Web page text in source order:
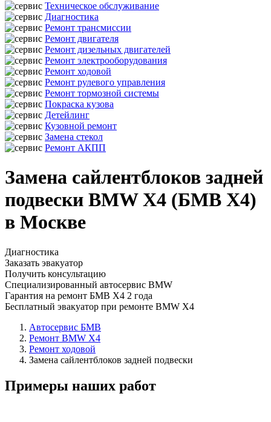
Техническое обслуживание
Диагностика
Ремонт трансмиссии
Ремонт двигателя
Ремонт дизельных двигателей
Ремонт электрооборудования
Ремонт ходовой
Ремонт рулевого управления
Ремонт тормозной системы
Покраска кузова
Детейлинг
Кузовной ремонт
Замена стекол
Ремонт АКПП
Замена сайлентблоков задней
подвески BMW X4 (БМВ Х4)
в Москве
Диагностика
Заказать эвакуатор
Получить консультацию
Специализированный автосервис BMW
Гарантия на ремонт БМВ Х4 2 года
Бесплатный эвакуатор при ремонте BMW X4
Автосервис БМВ
Ремонт BMW X4
Ремонт ходовой
Замена сайлентблоков задней подвески
Примеры наших работ